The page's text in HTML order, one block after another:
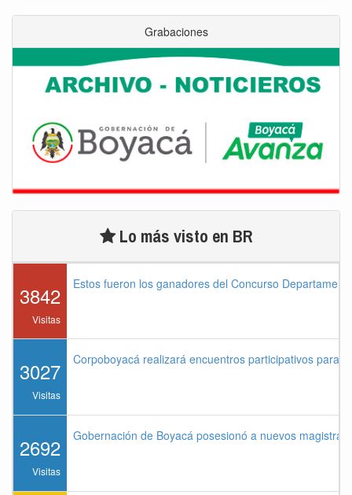
Grabaciones
Lo más visto en BR
3842
Visitas
Estos fueron los ganadores del Concurso
3027
Visitas
Corpoboyacá realizará encuentros participativos para
2692
Visitas
Gobernación de Boyacá posesionó a nuevos